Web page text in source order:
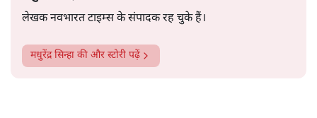
लेखक नवभारत टाइम्स के संपादक रह चुके हैं।
मधुरेंद्र सिन्हा की और स्टोरी पढ़ें